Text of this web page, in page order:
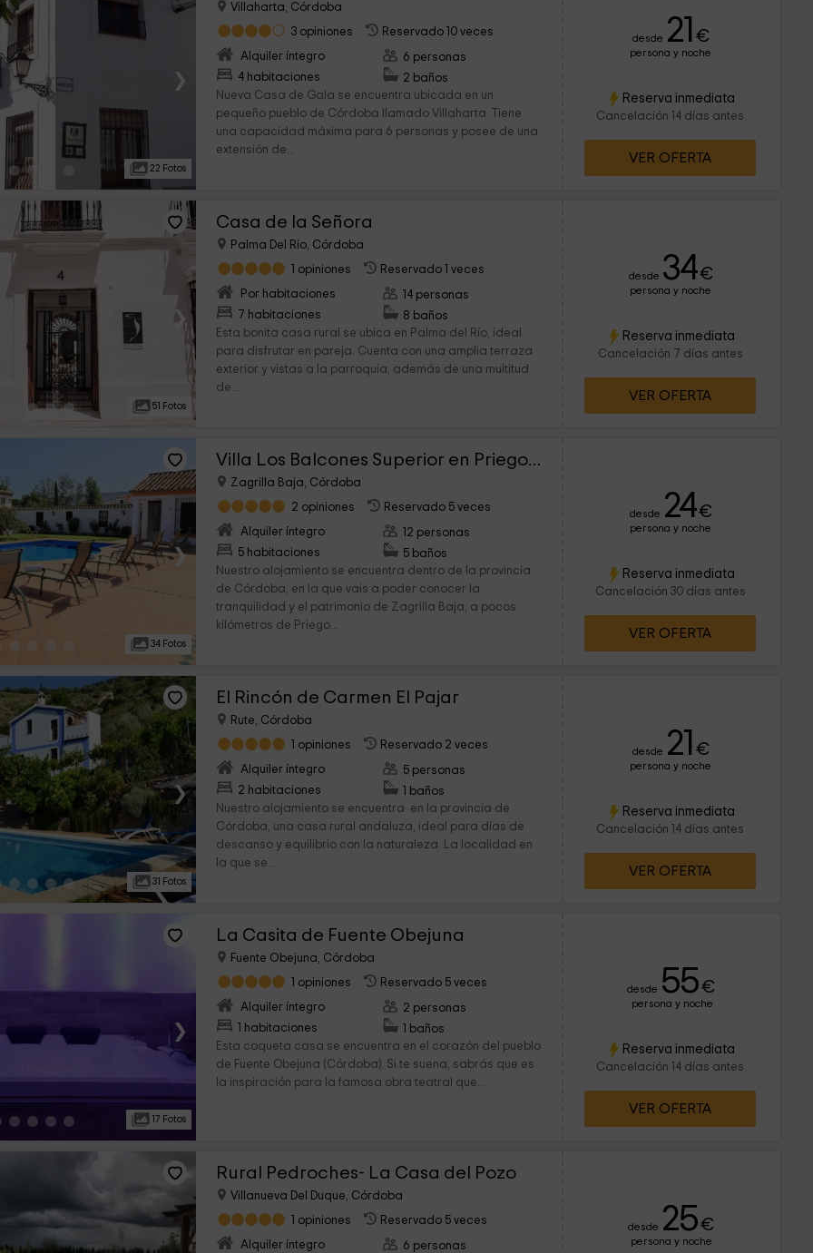
›
22 Fotos
Villaharta, Córdoba
3 opiniones
Reservado 10 veces
Alquiler íntegro
4 habitaciones
6 personas
2 baños
Nueva Casa de Gala se encuentra ubicada en un
pequeño pueblo de Córdoba llamado Villaharta. Tiene
una capacidad máxima para 6 personas y posee de una
extensión de...
desde 21 €
persona y noche
Reserva inmediata
Cancelación 14 días antes
VER OFERTA
›
51 Fotos
Casa de la Señora
Palma Del Rio, Córdoba
1 opiniones
Reservado 1 veces
Por habitaciones
7 habitaciones
14 personas
8 baños
Esta bonita casa rural se ubica en Palma del Río, ideal
para disfrutar en pareja. Cuenta con una amplia terraza
exterior y vistas a la parroquia, además de una multitud
de...
desde 34€
persona y noche
Reserva inmediata
Cancelación 7 días antes
VER OFERTA
›
34 Fotos
Villa Los Balcones Superior en Priego de Córdoba
Zagrilla Baja, Córdoba
2 opiniones
Reservado 5 veces
Alquiler íntegro
5 habitaciones
12 personas
5 baños
Nuestro alojamiento se encuentra dentro de la provincia
de Córdoba, en la que vais a poder conocer la
tranquilidad y el patrimonio de Zagrilla Baja, a pocos
kilómetros de Priego...
desde 24€
persona y noche
Reserva inmediata
Cancelación 30 días antes
VER OFERTA
›
31 Fotos
El Rincón de Carmen El Pajar
Rute, Córdoba
1 opiniones
Reservado 2 veces
Alquiler íntegro
2 habitaciones
5 personas
1 baños
Nuestro alojamiento se encuentra en la provincia de
Córdoba, una casa rural andaluza, ideal para días de
descanso y equilibrio con la naturaleza. La localidad en
la que se...
desde 21 €
persona y noche
Reserva inmediata
Cancelación 14 días antes
VER OFERTA
›
17 Fotos
La Casita de Fuente Obejuna
Fuente Obejuna, Córdoba
1 opiniones
Reservado 5 veces
Alquiler íntegro
1 habitaciones
2 personas
1 baños
Esta coqueta casa se encuentra en el corazón del pueblo
de Fuente Obejuna (Córdoba). Si te suena, sabrás que es
la inspiración para la famosa obra teatral que...
desde 55€
persona y noche
Reserva inmediata
Cancelación 14 días antes
VER OFERTA
Rural Pedroches- La Casa del Pozo
Villanueva Del Duque, Córdoba
1 opiniones
Reservado 5 veces
Alquiler íntegro
6 personas
desde 25€
persona y noche